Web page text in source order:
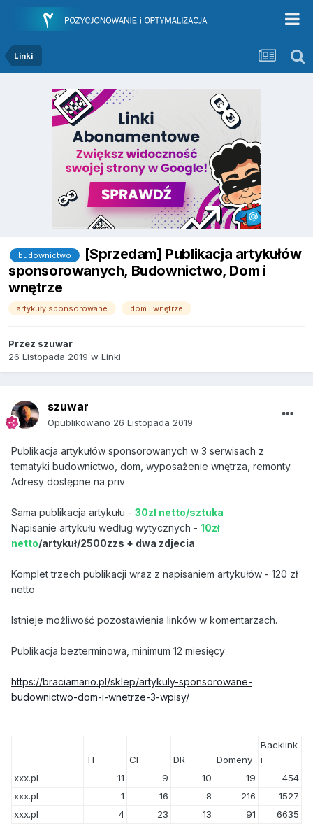
Linki
budownictwo
[Sprzedam] Publikacja artykułów
sponsorowanych, Budownictwo, Dom i
wnętrze
artykuły sponsorowane dom i wnętrze
Przez szuwar
26 Listopada 2019 w Linki
szuwar
Opublikowano 26 Listopada 2019
Publikacja artykułów sponsorowanych w 3 serwisach z
tematyki budownictwo, dom, wyposażenie wnętrza, remonty.
Adresy dostępne na priv
Sama publikacja artykułu - 30zł netto/sztuka
Napisanie artykułu według wytycznych - 10zł
netto/artykuł/2500zzs + dwa zdjecia
Komplet trzech publikacji wraz z napisaniem artykułów - 120 zł
netto
Istnieje możliwość pozostawienia linków w komentarzach.
Publikacja bezterminowa, minimum 12 miesięcy
https://braciamario.pl/sklep/artykuly-sponsorowane-
budownictwo-dom-i-wnetrze-3-wpisy/
TF CF DR Domeny
Backlink
i
xxx.pl
11 9 10 19
454
xxx.pl
1 16 8 216
1527
xxx.pl
4 23 13 91 6635